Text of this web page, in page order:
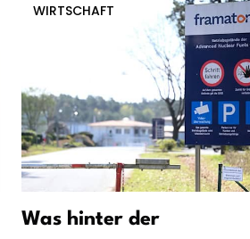
WIRTSCHAFT
Was hinter der